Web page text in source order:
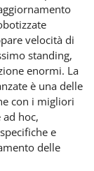
velocità di
standing,
enormi. La
è una delle
con i migliori
hoc,
e
delle